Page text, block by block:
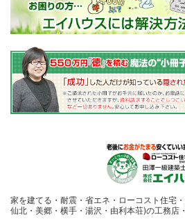
家を建てる・耐震・省エネ・ローコスト住宅・
仙北・美郷・横手・湯沢・由利本荘)の工務店